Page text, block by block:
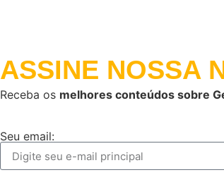
ASSINE NOSSA
Receba os melhores conteúdos sobre
Seu email: